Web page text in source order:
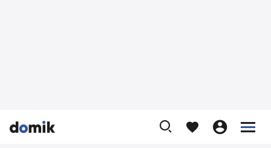


    

